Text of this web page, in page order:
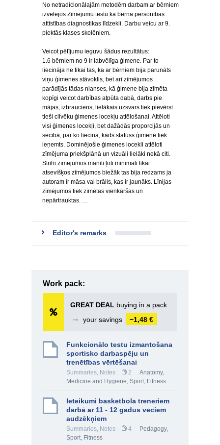
No netradicionālajām metodēm darbam ar bērniem
izvēlējos Zīmējumu testu kā bērna personības
attīstības diagnostikas līdzekli. Darbu veicu ar 9.
piektās klases skolēniem.
Veicot pētījumu ieguvu šādus rezultātus:
1.6 bērniem no 9 ir labvēlīga ģimene. Par to
liecināja ne tikai tas, ka ar bērniem bija parunāts
viņu ģimenes stāvoklis, bet arī zīmējumos
parādījās tādas nianses, kā ģimene bija zīmēta
kopīgi veicot darbības atpūta dabā, darbs pie
mājas, izbrauciens, lielākais uzsvars tiek pievērst
tieši cilvēku ģimenes locekļu attēlošanai. Attēloti
visi ģimenes locekļi, bet dažādās proporcijās un
secībā, par ko liecina, kāds statuss ģimenē tiek
ieņemts. Dominējošie ģimenes locekli attēloti
zīmējuma priekšplānā un vizuāli lielāki nekā citi.
Strihi zīmējumos manīti ļoti minimāli tikai
atsevišķos zīmējumos biežāk tas bija redzams ja
autoram ir māsa vai brālis, kas ir jaunāks. Līnijas
zīmējumos tiek zīmētas vienkāršas un
nepārtrauktas. …
Editor's remarks
Work pack:
GREAT DEAL buying in a pack
➞
your savings −1,48 €
Funkcionālo testu izmantošana
sportisko darbaspēju un
trenētības vērtēšanai
Summaries, Notes 2
Anatomy,
Medicine and Hygiene, Sport, Fitness
Ieteikumi basketbola treneriem
darbā ar 11 - 12 gadus veciem
audzēkņiem
Summaries, Notes 4 Pedagogy,
Sport, Fitness